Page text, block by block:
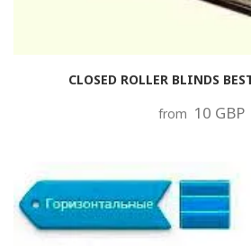
CLOSED ROLLER BLINDS
from 10 GBP